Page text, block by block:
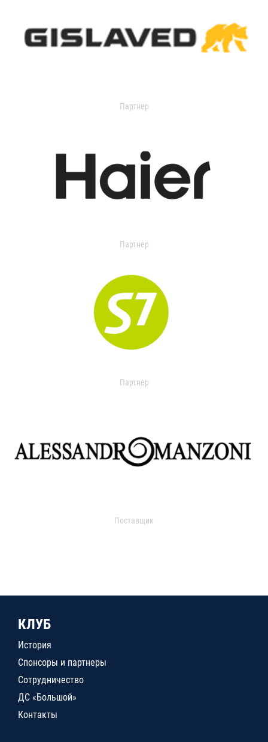
Партнер
Партнер
Партнер
Поставщик
КЛУБ
История
Спонсоры и партнеры
Сотрудничество
ДС «Большой»
Контакты